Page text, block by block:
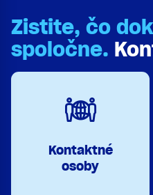
Zistite, čo
spoločne.
Kontaktné
osoby